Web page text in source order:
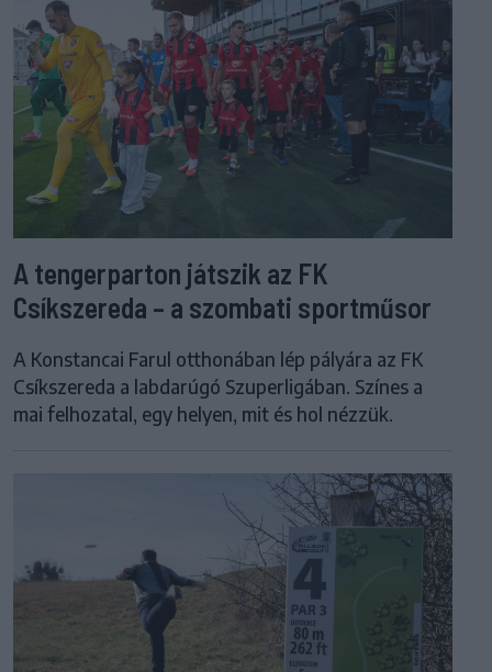
A tengerparton játszik az FK
Csíkszereda – a szombati sportműsor
A Konstancai Farul otthonában lép pályára az FK
Csíkszereda a labdarúgó Szuperligában. Színes a
mai felhozatal, egy helyen, mit és hol nézzük.